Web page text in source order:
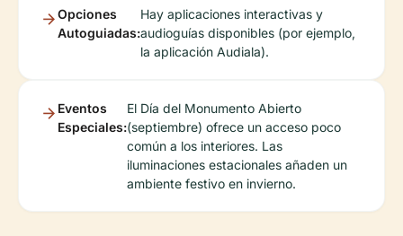
Opciones
Autoguiadas:
Hay aplicaciones interactivas y
audioguías disponibles (por ejemplo,
la aplicación Audiala).
Eventos
Especiales:
El Día del Monumento Abierto
(septiembre) ofrece un acceso poco
común a los interiores. Las
iluminaciones estacionales añaden un
ambiente festivo en invierno.